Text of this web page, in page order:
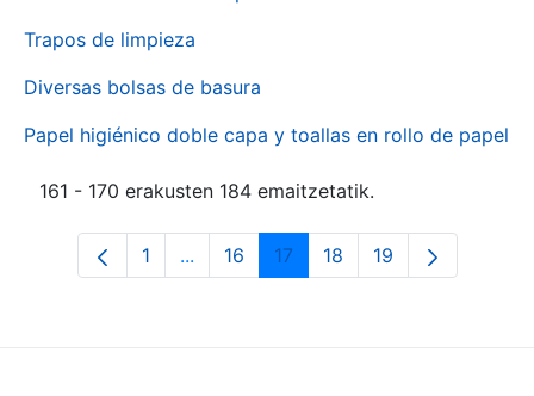
Trapos de limpieza
Diversas bolsas de basura
Papel higiénico doble capa y toallas en rollo de papel
161 - 170 erakusten 184 emaitzetatik.
Orrialdea
1 ...Intermediate Pages Use TAB to
Orrialdea
16 Orrialdea
17 Orrialdea
18 Orrialdea
19